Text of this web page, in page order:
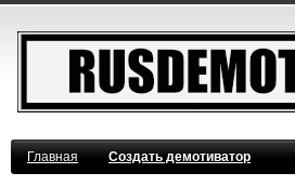
Главная Создать демотиватор